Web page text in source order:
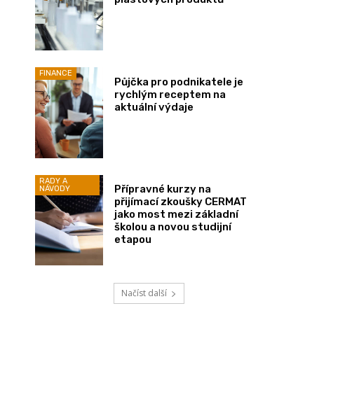
FINANCE
Půjčka pro podnikatele je
rychlým receptem na
aktuální výdaje
RADY A
NÁVODY
Přípravné kurzy na
přijímací zkoušky CERMAT
jako most mezi základní
školou a novou studijní
etapou
Načíst další